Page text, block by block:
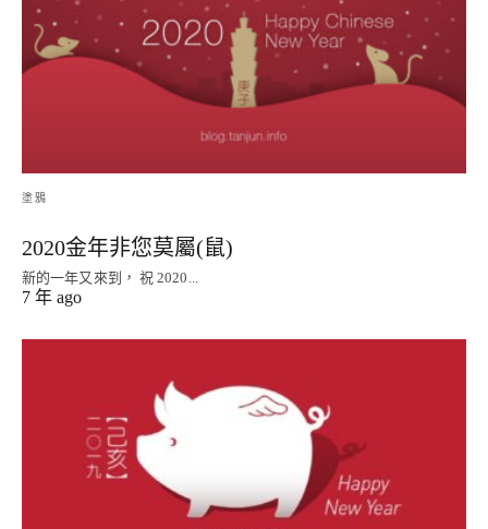
塗鴉
2020金年非您莫屬(鼠)
新的一年又來到， 祝 2020...
7 年 ago